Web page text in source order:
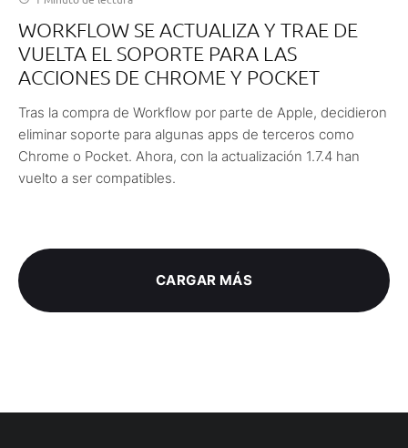
WORKFLOW SE ACTUALIZA Y TRAE DE
VUELTA EL SOPORTE PARA LAS
ACCIONES DE CHROME Y POCKET
Tras la compra de Workflow por parte de Apple, decidieron
eliminar soporte para algunas apps de terceros como
Chrome o Pocket. Ahora, con la actualización 1.7.4 han
vuelto a ser compatibles.
CARGAR MÁS